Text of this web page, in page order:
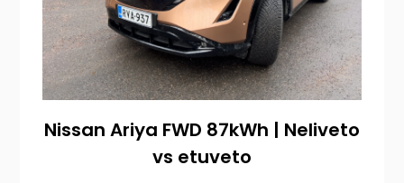
Nissan Ariya FWD 87kWh | Neliveto
vs etuveto